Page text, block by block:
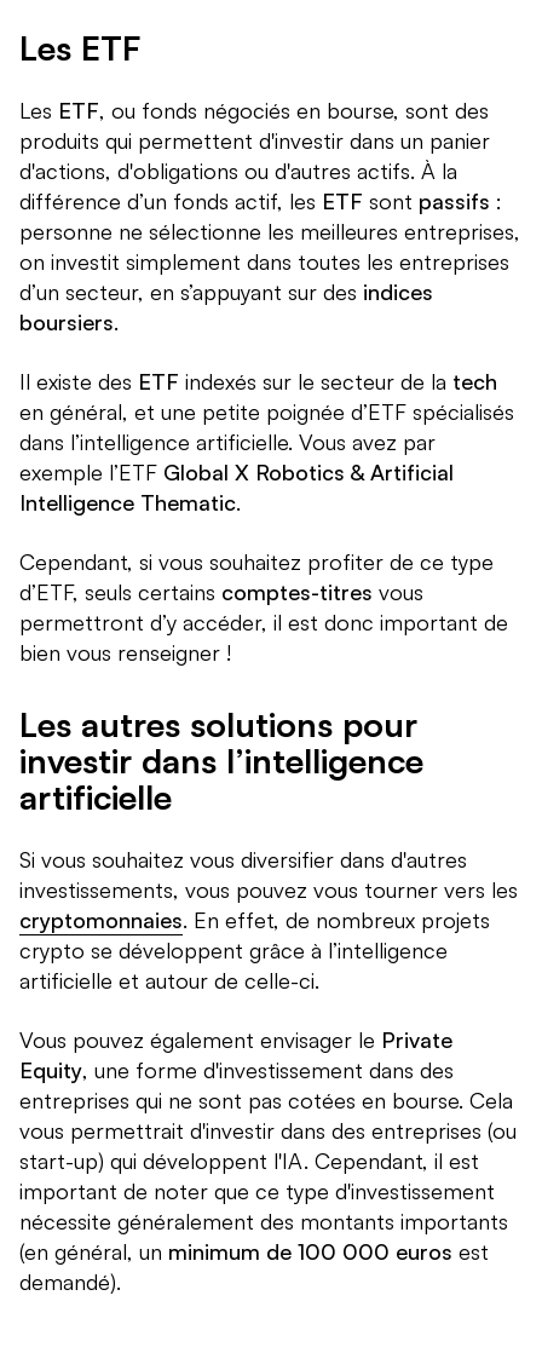
Les ETF
Les ETF, ou fonds négociés en bourse, sont des
produits qui permettent d'investir dans un panier
d'actions, d'obligations ou d'autres actifs. À la
différence d’un fonds actif, les ETF sont passifs :
personne ne sélectionne les meilleures entreprises,
on investit simplement dans toutes les entreprises
d’un secteur, en s’appuyant sur des indices
boursiers.
Il existe des ETF indexés sur le secteur de la tech
en général, et une petite poignée d’ETF spécialisés
dans l’intelligence artificielle. Vous avez par
exemple l’ETF Global X Robotics & Artificial
Intelligence Thematic.
Cependant, si vous souhaitez profiter de ce type
d’ETF, seuls certains comptes-titres vous
permettront d’y accéder, il est donc important de
bien vous renseigner !
Les autres solutions pour
investir dans l’intelligence
artificielle
Si vous souhaitez vous diversifier dans d'autres
investissements, vous pouvez vous tourner vers les
cryptomonnaies. En effet, de nombreux projets
crypto se développent grâce à l’intelligence
artificielle et autour de celle-ci.
Vous pouvez également envisager le Private
Equity, une forme d'investissement dans des
entreprises qui ne sont pas cotées en bourse. Cela
vous permettrait d'investir dans des entreprises (ou
start-up) qui développent l'IA. Cependant, il est
important de noter que ce type d'investissement
nécessite généralement des montants importants
(en général, un minimum de 100 000 euros est
demandé).